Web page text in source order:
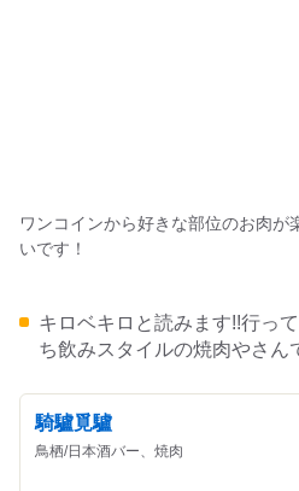
ワンコインから好きな部位のお肉が
いです！
キロベキロと読みます!!行っ
ち飲みスタイルの焼肉やさん
騎驢覓驢
鳥栖/日本酒バー、焼肉